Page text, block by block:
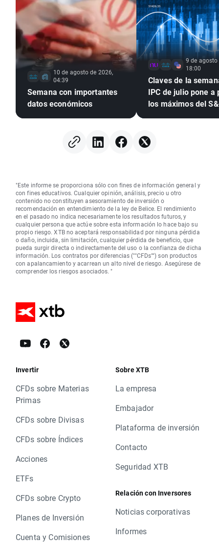
10 de agosto de 2026,
04:39
Semana con importantes
datos económicos
9 de agosto
18:00
Claves de la
IPC de julio pone a
los máximos del
"Este informe se proporciona sólo con fines de información general y
con fines educativos. Cualquier opinión, análisis, precio u otro
contenido no constituyen asesoramiento de inversión o
recomendación en entendimiento de la ley de Belice. El rendimiento
en el pasado no indica necesariamente los resultados futuros, y
cualquier persona que actúe sobre esta información lo hace bajo su
propio riesgo. XTB no aceptará responsabilidad por ninguna pérdida
o daño, incluida, sin limitación, cualquier pérdida de beneficio, que
pueda surgir directa o indirectamente del uso o la confianza de dicha
información. Los contratos por diferencias (""CFDs"") son productos
con apalancamiento y acarrean un alto nivel de riesgo. Asegúrese de
comprender los riesgos asociados. "
Invertir
CFDs sobre Materias
Primas
CFDs sobre Divisas
CFDs sobre Índices
Acciones
ETFs
CFDs sobre Crypto
Planes de Inversión
Cuenta y Comisiones
Sobre XTB
La empresa
Embajador
Plataforma de inversión
Contacto
Seguridad XTB
Relación con Inversores
Noticias corporativas
Informes